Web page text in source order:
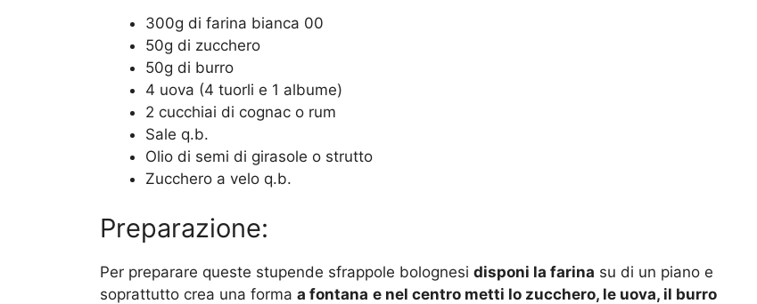
300g di farina bianca 00
50g di zucchero
50g di burro
4 uova (4 tuorli e 1 albume)
2 cucchiai di cognac o rum
Sale q.b.
Olio di semi di girasole o strutto
Zucchero a velo q.b.
Preparazione:
Per preparare queste stupende sfrappole bolognesi disponi la farina su di un piano e
soprattutto crea una forma a fontana e nel centro metti lo zucchero, le uova, il burro